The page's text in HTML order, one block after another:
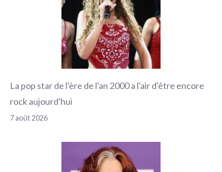
La pop star de l'ère de l'an 2000 a l'air d'être encore
rock aujourd'hui
7 août 2026